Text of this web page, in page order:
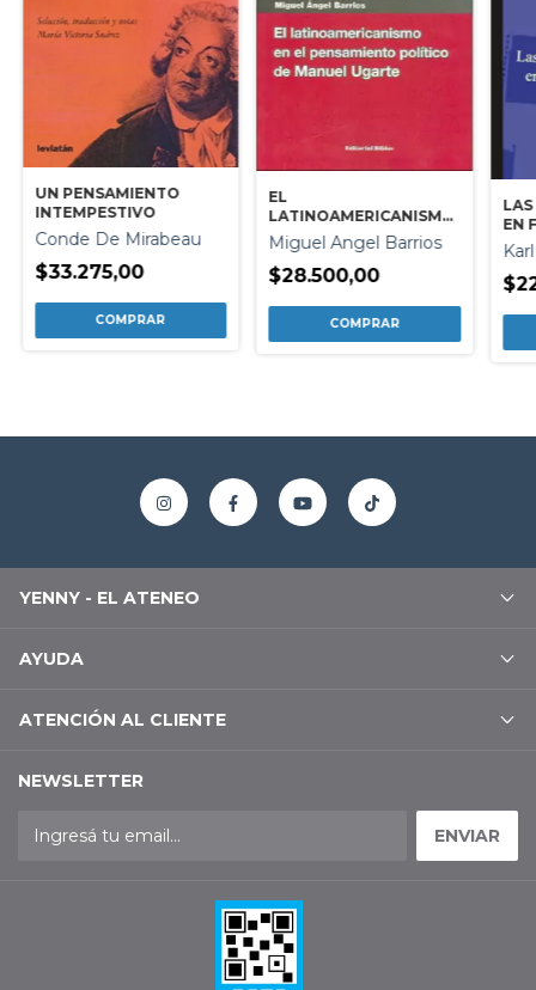
UN PENSAMIENTO
INTEMPESTIVO
Conde De Mirabeau
$33.275,00
EL
LATINOAMERICANISMO
EN EL PENSAMIENTO
POLITICO DE MANUEL
UGARTE
Miguel Angel Barrios
$28.500,00
LAS
EN
YENNY - EL ATENEO
AYUDA
ATENCIÓN AL CLIENTE
NEWSLETTER